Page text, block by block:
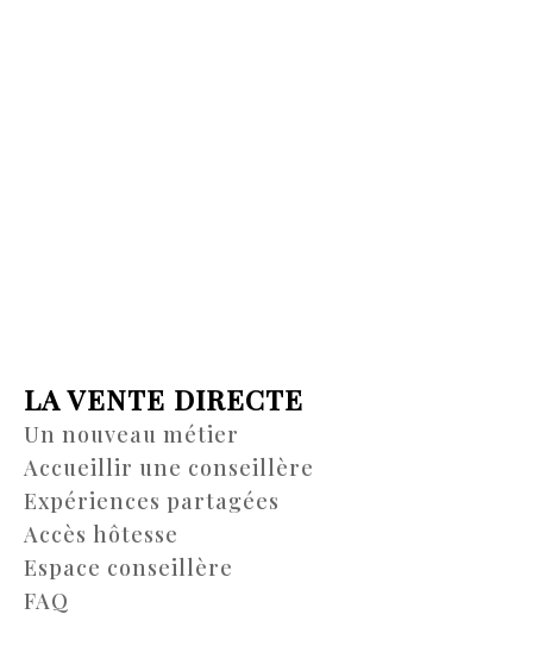
LA VENTE DIRECTE
Un nouveau métier
Accueillir une conseillère
Expériences partagées
Accès hôtesse
Espace conseillère
FAQ